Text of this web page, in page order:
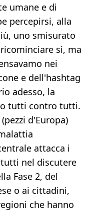
umane e di
percepirsi, alla
uno smisurato
sì, ma
nei
e dell'hashtag
adesso, la
tutti contro tutti.
d'Europa)
attacca i
nel discutere
Fase 2, del
o ai cittadini,
che hanno